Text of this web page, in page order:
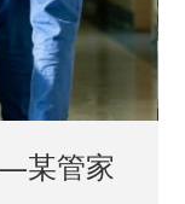
光化学